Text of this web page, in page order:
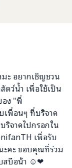
ะ อยากเชิญชวน
ตว์น้ำ เพื่อใช้เป็น
ง "พี่
เพื่อนๆ ที่บริจาค
ริจาคไปกรอกใน
เพื่อรับ
ะคะ ขอบคุณที่ร่วม
สบือน้า ☺❤